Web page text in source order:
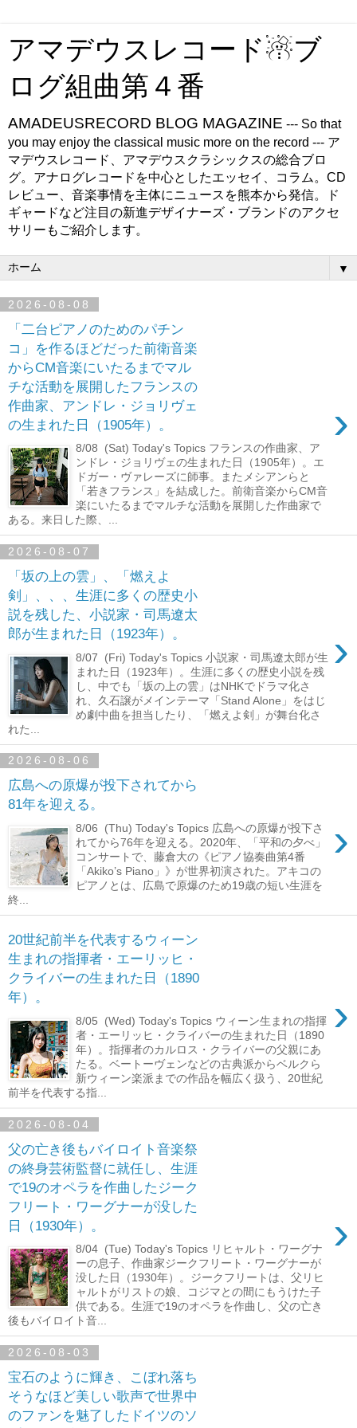
アマデウスレコード☃ブ
ログ組曲第４番
AMADEUSRECORD BLOG MAGAZINE --- So that
you may enjoy the classical music more on the record --- ア
マデウスレコード、アマデウスクラシックスの総合ブロ
グ。アナログレコードを中心としたエッセイ、コラム。CD
レビュー、音楽事情を主体にニュースを熊本から発信。ド
ギャードなど注目の新進デザイナーズ・ブランドのアクセ
サリーもご紹介します。
▼
2026-08-08
「二台ピアノのためのパチン
コ」を作るほどだった前衛音楽
からCM音楽にいたるまでマル
チな活動を展開したフランスの
作曲家、アンドレ・ジョリヴェ
の生まれた日（1905年）。
›
8/08 (Sat) Today's Topics フランスの作曲家、ア
ンドレ・ジョリヴェの生まれた日（1905年）。エ
ドガー・ヴァレーズに師事。またメシアンらと
「若きフランス」を結成した。前衛音楽からCM音
楽にいたるまでマルチな活動を展開した作曲家で
ある。来日した際、...
2026-08-07
「坂の上の雲」、「燃えよ
剣」、、、生涯に多くの歴史小
説を残した、小説家・司馬遼太
郎が生まれた日（1923年）。
›
8/07 (Fri) Today's Topics 小説家・司馬遼太郎が生
まれた日（1923年）。生涯に多くの歴史小説を残
し、中でも「坂の上の雲」はNHKでドラマ化さ
れ、久石譲がメインテーマ「Stand Alone」をはじ
め劇中曲を担当したり、「燃えよ剣」が舞台化さ
れた...
2026-08-06
広島への原爆が投下されてから
81年を迎える。
›
8/06 (Thu) Today's Topics 広島への原爆が投下さ
れてから76年を迎える。2020年、「平和の夕べ」
コンサートで、藤倉大の《ピアノ協奏曲第4番
「Akiko’s Piano」》が世界初演された。アキコの
ピアノとは、広島で原爆のため19歳の短い生涯を
終...
20世紀前半を代表するウィーン
生まれの指揮者・エーリッヒ・
クライバーの生まれた日（1890
年）。
›
8/05 (Wed) Today's Topics ウィーン生まれの指揮
者・エーリッヒ・クライバーの生まれた日（1890
年）。指揮者のカルロス・クライバーの父親にあ
たる。ベートーヴェンなどの古典派からベルクら
新ウィーン楽派までの作品を幅広く扱う、20世紀
前半を代表する指...
2026-08-04
父の亡き後もバイロイト音楽祭
の終身芸術監督に就任し、生涯
で19のオペラを作曲したジーク
フリート・ワーグナーが没した
日（1930年）。
›
8/04 (Tue) Today's Topics リヒャルト・ワーグナ
ーの息子、作曲家ジークフリート・ワーグナーが
没した日（1930年）。ジークフリートは、父リヒ
ャルトがリストの娘、コジマとの間にもうけた子
供である。生涯で19のオペラを作曲し、父の亡き
後もバイロイト音...
2026-08-03
宝石のように輝き、こぼれ落ち
そうなほど美しい歌声で世界中
のファンを魅了したドイツのソ